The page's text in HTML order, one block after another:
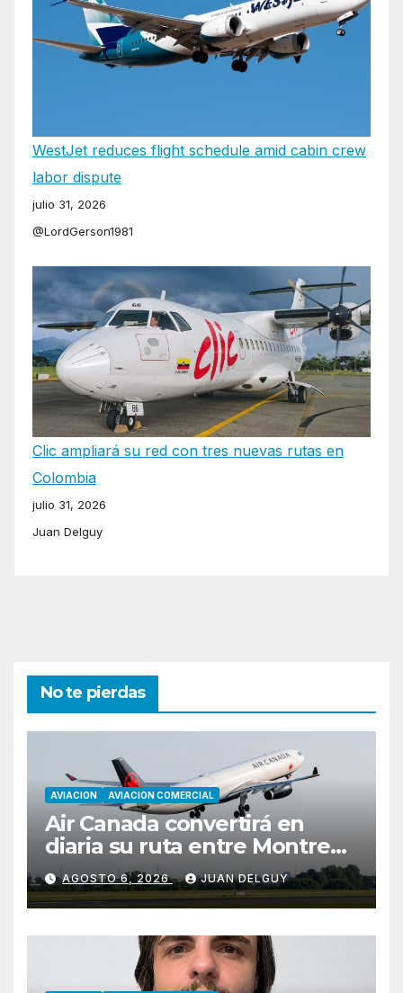
WestJet reduces flight schedule amid cabin crew
labor dispute
julio 31, 2026
@LordGerson1981
Clic ampliará su red con tres nuevas rutas en
Colombia
julio 31, 2026
Juan Delguy
No te pierdas
AVIACION AVIACION COMERCIAL
Air Canada convertirá en
diaria su ruta entre Montreal
y Ciudad de Guatemala
desde octubre
AGOSTO 6, 2026 JUAN DELGUY